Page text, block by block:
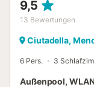
9,5
13 Bewertungen
Ciutadella,
6 Pers. 3
Außenpool,